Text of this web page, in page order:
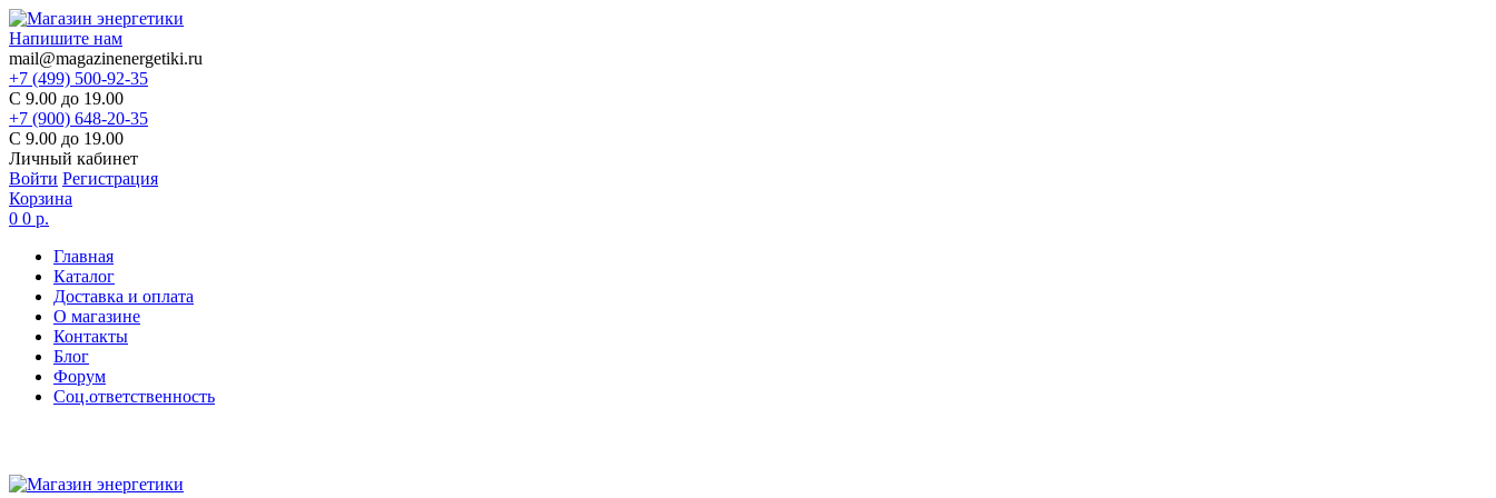
Напишите нам
mail@magazinenergetiki.ru
+7 (499) 500-92-35
С 9.00 до 19.00
+7 (900) 648-20-35
С 9.00 до 19.00
Личный кабинет
Войти Регистрация
Корзина
0 0 р.
Главная
Каталог
Доставка и оплата
О магазине
Контакты
Блог
Форум
Соц.ответственность